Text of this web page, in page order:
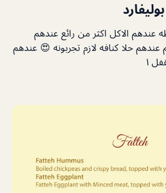
عندهم الاكل اكثر من رائع عندهم
بقيمه ٤٩ درهم عندهم حلا كنافه لازم تجربونه 😍 عندهم